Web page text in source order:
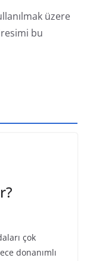
üzere
bu
çok
donanımlı